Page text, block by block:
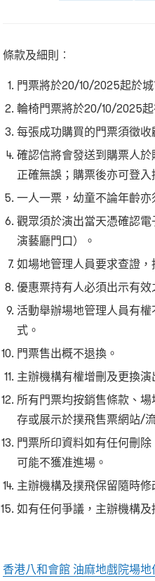
條款及細則︰
門票將於20/10/2025起於
輪椅門票將於20/10/2025
每張成功購買的門票須徵收
確認信將會發送到購票人
正確無誤；購票後亦可登
一人一票，幼童不論年齡
觀眾須於演出當天憑確認
演藝廳門口）。
如場地管理人員要求查證
優惠票持有人必須出示有
活動舉辦場地管理人員有
式。
門票售出概不退換。
主辦機構有權增刪及更換
所有門票均按銷售條款、
存或展示於撲飛售票網站/
門票所印資料如有任何刪
可能不獲准進場。
主辦機構及撲飛保留隨時
如有任何爭議，主辦機構及
香港八和會館 油麻地戲院場地